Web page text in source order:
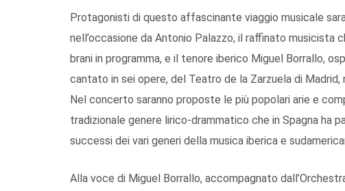
Protagonisti di questo affascinante viaggio musicale
nell’occasione da Antonio Palazzo, il raffinato musicista
brani in programma, e il tenore iberico Miguel Borrallo,
cantato in sei opere, del Teatro de la Zarzuela di Madrid,
Nel concerto saranno proposte le più popolari arie e
tradizionale genere lirico-drammatico che in Spagna ha
successi dei vari generi della musica iberica e
Alla voce di Miguel Borrallo, accompagnato